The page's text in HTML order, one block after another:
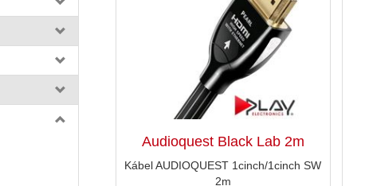
Audioquest Black Lab 2m
Kábel AUDIOQUEST 1cinch/1cinch SW
2m